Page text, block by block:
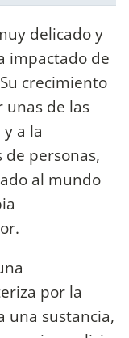
delicado y
impactado de
crecimiento
unas de las
a la
personas,
al mundo
por la
una sustancia,